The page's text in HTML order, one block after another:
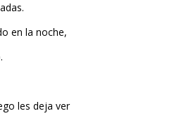
en la noche,
les deja ver